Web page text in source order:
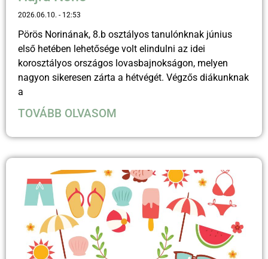
2026.06.10. 12:53
Pörös Norinának, 8.b osztályos tanulónknak június
első hetében lehetősége volt elindulni az idei
korosztályos országos lovasbajnokságon, melyen
nagyon sikeresen zárta a hétvégét. Végzős diákunknak
a
TOVÁBB OLVASOM